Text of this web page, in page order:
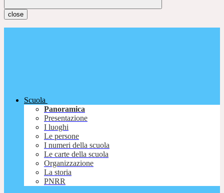
close
Scuola
Panoramica
Presentazione
I luoghi
Le persone
I numeri della scuola
Le carte della scuola
Organizzazione
La storia
PNRR